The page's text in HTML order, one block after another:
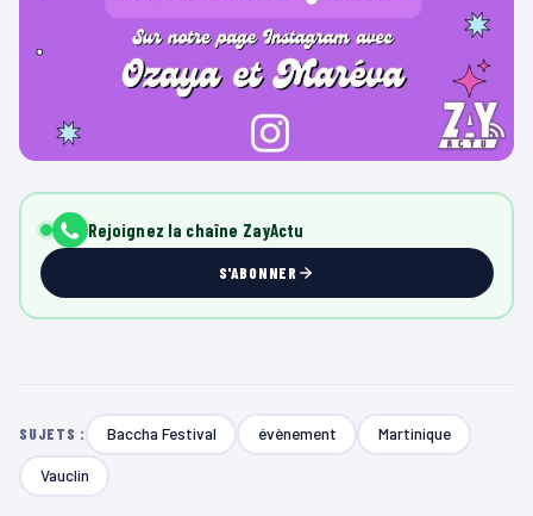
Rejoignez la chaîne ZayActu
S'ABONNER
SUJETS : Baccha Festival évènement Martinique
Vauclin